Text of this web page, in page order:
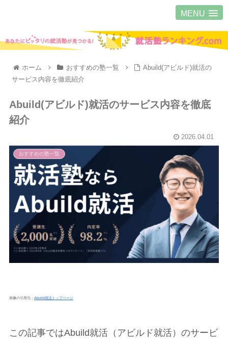
MENU
ホーム おすすめの塾一覧
Abuild(アビルド)就活の
サービス内容を徹底紹介
Abuild(アビルド)就活のサービス内容を徹底
紹介
2026.04.01
おすすめの塾一覧
画像の引用元： Abuild就活トップページ
この記事ではAbuild就活（アビルド就活）のサービ